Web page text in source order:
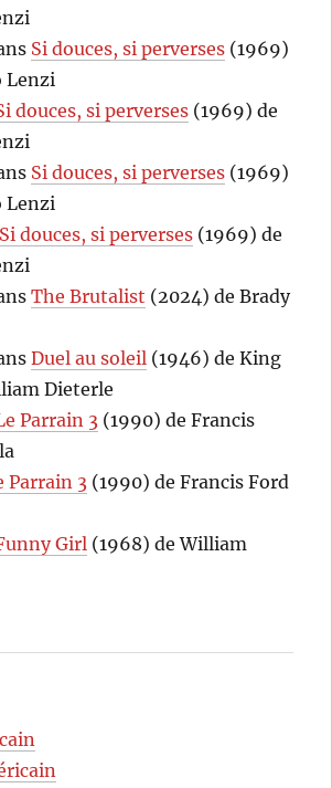
Si douces, si perverses (1969)
Lenzi
douces, si perverses (1969) de
Si douces, si perverses (1969)
Lenzi
Si douces, si perverses (1969) de
The Brutalist (2024) de Brady
Duel au soleil (1946) de King
Dieterle
Parrain 3 (1990) de Francis
Parrain 3 (1990) de Francis Ford
Girl (1968) de William